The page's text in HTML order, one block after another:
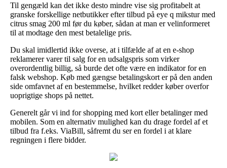
Til gengæld kan det ikke desto mindre vise sig profitabelt at
granske forskellige netbutikker efter tilbud på eye q mikstur med
citrus smag 200 ml før du køber, sådan at man er velinformeret
til at modtage den mest betalelige pris.
Du skal imidlertid ikke overse, at i tilfælde af at en e-shop
reklamerer varer til salg for en udsalgspris som virker
overordentlig billig, så burde det ofte være en indikator for en
falsk webshop. Køb med gængse betalingskort er på den anden
side omfavnet af en bestemmelse, hvilket redder køber overfor
uoprigtige shops på nettet.
Generelt går vi ind for shopping med kort eller betalinger med
mobilen. Som en alternativ mulighed kan du drage fordel af et
tilbud fra f.eks. ViaBill, såfremt du ser en fordel i at klare
regningen i flere bidder.